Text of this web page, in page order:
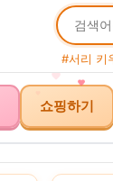
#서리 키
쇼핑하기